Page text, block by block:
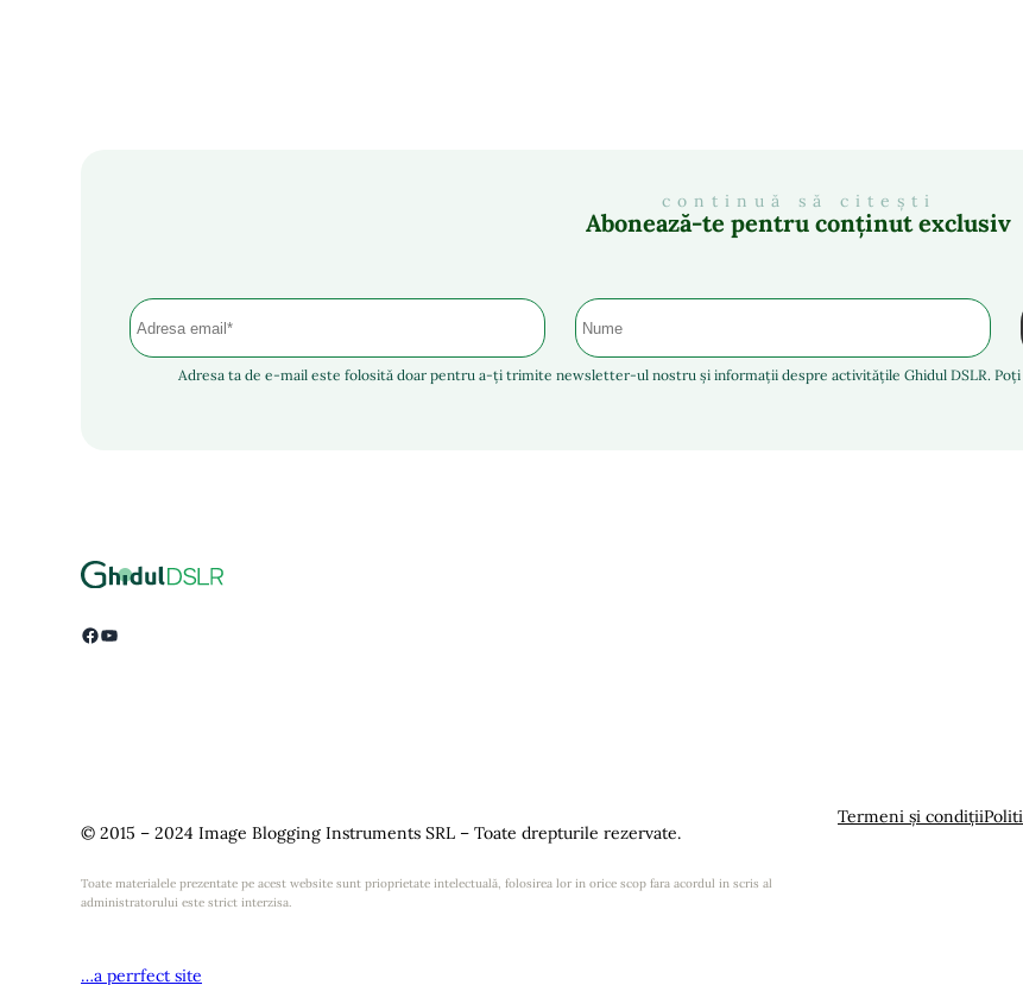
continuă să citești
Abonează-te pentru conținut exclusiv
Adresa ta de e-mail este folosită doar pentru a-ți trimite newsletter-ul nostru și informații despre activitățile Ghidul DSLR.
Facebook YouTube
© 2015 – 2024 Image Blogging Instruments SRL – Toate drepturile rezervate.
Toate materialele prezentate pe acest website sunt prioprietate intelectuală, folosirea lor in orice scop fara acordul in scris al
administratorului este strict interzisa.
…a perrfect site
Termeni și condiții